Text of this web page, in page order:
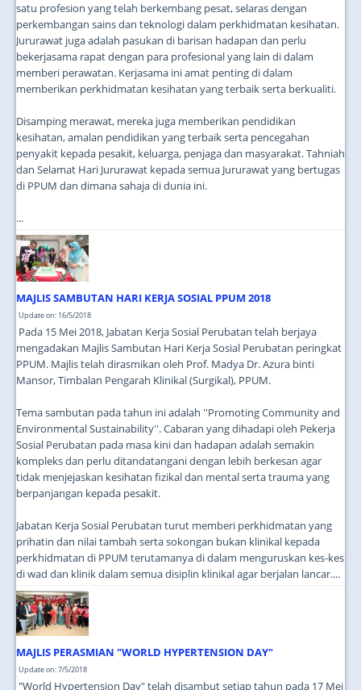
satu profesion yang telah berkembang pesat, selaras dengan
perkembangan sains dan teknologi dalam perkhidmatan kesihatan.
Jururawat juga adalah pasukan di barisan hadapan dan perlu
bekerjasama rapat dengan para profesional yang lain di dalam
memberi perawatan. Kerjasama ini amat penting di dalam
memberikan perkhidmatan kesihatan yang terbaik serta berkualiti.
Disamping merawat, mereka juga memberikan pendidikan
kesihatan, amalan pendidikan yang terbaik serta pencegahan
penyakit kepada pesakit, keluarga, penjaga dan masyarakat. Tahniah
dan Selamat Hari Jururawat kepada semua Jururawat yang bertugas
di PPUM dan dimana sahaja di dunia ini.
...
MAJLIS SAMBUTAN HARI KERJA SOSIAL PPUM 2018
Update on: 16/5/2018
Pada 15 Mei 2018, Jabatan Kerja Sosial Perubatan telah berjaya
mengadakan Majlis Sambutan Hari Kerja Sosial Perubatan peringkat
PPUM. Majlis telah dirasmikan oleh Prof. Madya Dr. Azura binti
Mansor, Timbalan Pengarah Klinikal (Surgikal), PPUM.
Tema sambutan pada tahun ini adalah ''Promoting Community and
Environmental Sustainability''. Cabaran yang dihadapi oleh Pekerja
Sosial Perubatan pada masa kini dan hadapan adalah semakin
kompleks dan perlu ditandatangani dengan lebih berkesan agar
tidak menjejaskan kesihatan fizikal dan mental serta trauma yang
berpanjangan kepada pesakit.
Jabatan Kerja Sosial Perubatan turut memberi perkhidmatan yang
prihatin dan nilai tambah serta sokongan bukan klinikal kepada
perkhidmatan di PPUM terutamanya di dalam menguruskan kes-kes
di wad dan klinik dalam semua disiplin klinikal agar berjalan lancar....
MAJLIS PERASMIAN "WORLD HYPERTENSION DAY"
Update on: 7/5/2018
"World Hypertension Day" telah disambut setiap tahun pada 17 Mei